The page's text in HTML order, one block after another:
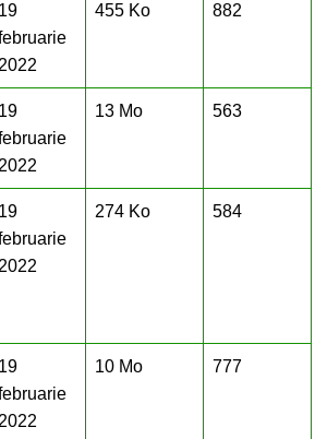
19
2022
455 Ko 882
19
2022
13 Mo 563
19
2022
274 Ko 584
19
2022
10 Mo 777